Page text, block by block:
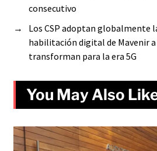
consecutivo
→
Los CSP adoptan globalmente
habilitación digital de Mavenir a
transforman para la era 5G
You May Also